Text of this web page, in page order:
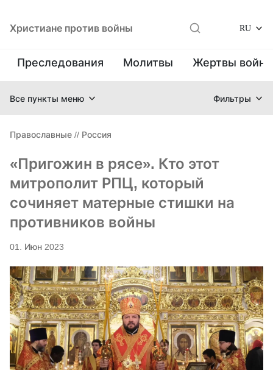
Христиане против войны RU
Преследования Молитвы Жертвы
Все пункты меню Фильтры
Православные // Россия
«Пригожин в рясе». Кто этот
митрополит РПЦ, который
сочиняет матерные стишки на
противников войны
01. Июн 2023